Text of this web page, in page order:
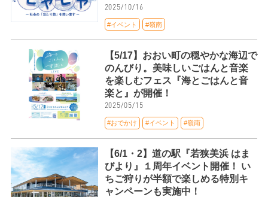
2025/10/16
#イベント #嶺南
【5/17】おおい町の穏やかな海辺で
のんびり。美味しいごはんと音楽
を楽しむフェス『海とごはんと音
楽と』が開催！
2025/05/15
#おでかけ #イベント #嶺南
【6/1・2】道の駅『若狭美浜 はま
びより』１周年イベント開催！ い
ちご狩りが半額で楽しめる特別キ
ャンペーンも実施中！